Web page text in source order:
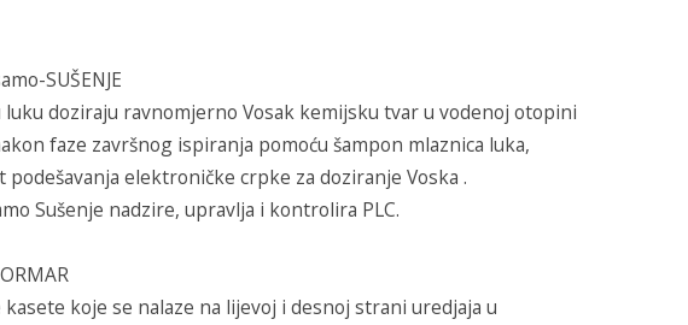
SUŠENJE
luku doziraju ravnomjerno Vosak kemijsku tvar u vodenoj otopini
faze završnog ispiranja pomoću šampon mlaznica luka,
podešavanja elektroničke crpke za doziranje Voska .
Sušenje nadzire, upravlja i kontrolira PLC.
koje se nalaze na lijevoj i desnoj strani uredjaja u